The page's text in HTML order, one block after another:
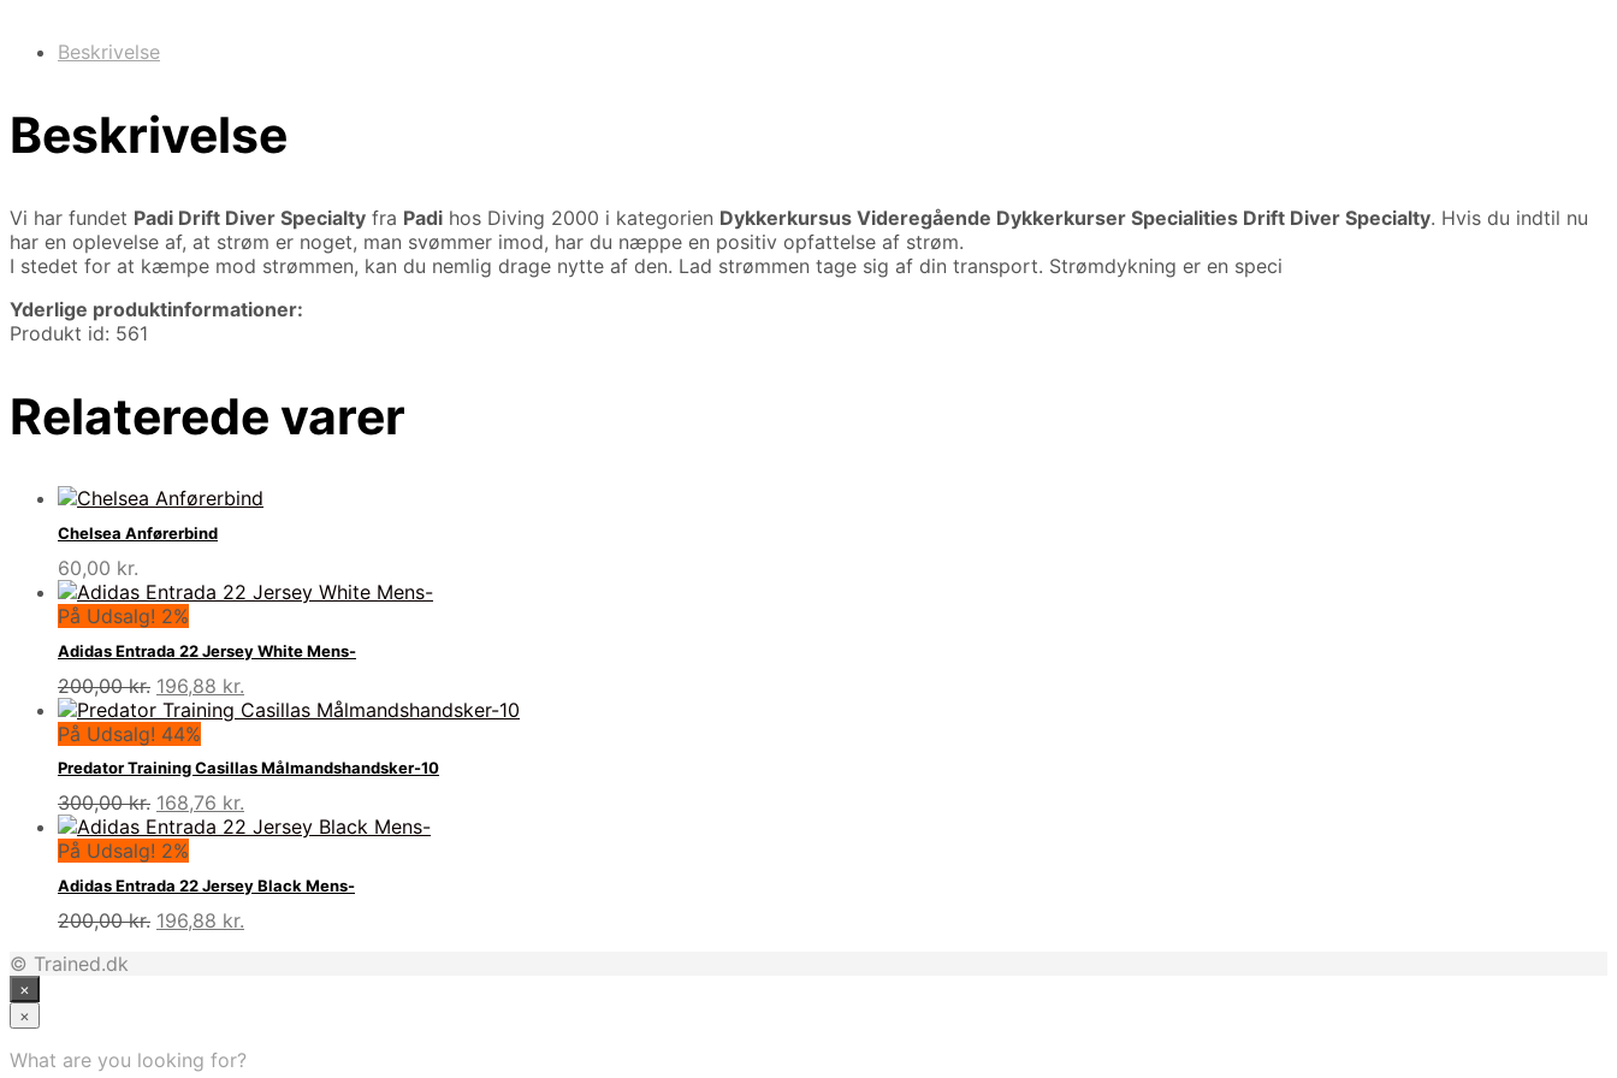
Beskrivelse
Beskrivelse
Vi har fundet Padi Drift Diver Specialty fra Padi hos Diving 2000 i kategorien Dykkerkursus Videregående Dykkerkurser Specialities Drift Diver Specialty. Hvis du indtil nu
har en oplevelse af, at strøm er noget, man svømmer imod, har du næppe en positiv opfattelse af strøm.
I stedet for at kæmpe mod strømmen, kan du nemlig drage nytte af den. Lad strømmen tage sig af din transport. Strømdykning er en speci
Yderlige produktinformationer:
Produkt id: 561
Relaterede varer
Chelsea Anførerbind
60,00 kr.
På Udsalg! 2%
Adidas Entrada 22 Jersey White Mens-
200,00kr. Den
oprindelige
pris
var:
200,00 kr..
196,88 kr.
aktuelle
er:
196,88 kr..
På Udsalg! 44%
Predator Training Casillas Målmandshandsker-10
300,00kr. Den
oprindelige
pris
var:
300,00 kr..
168,76 kr.
aktuelle
er:
168,76 kr..
På Udsalg! 2%
Adidas Entrada 22 Jersey Black Mens-
200,00kr. Den
196,88 kr.
© Trained.dk
×
×
What are you looking for?